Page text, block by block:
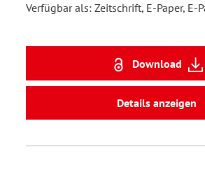
Verfügbar als: Zeitschrift, E-Paper, E-
Download
Details anzeigen